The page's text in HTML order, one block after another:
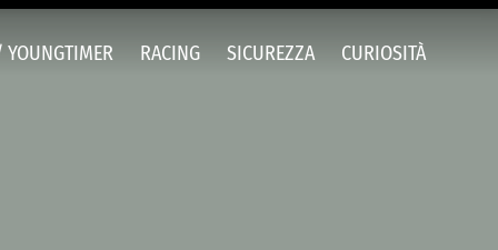
YOUNGTIMER RACING SICUREZZA CURIOSITÀ